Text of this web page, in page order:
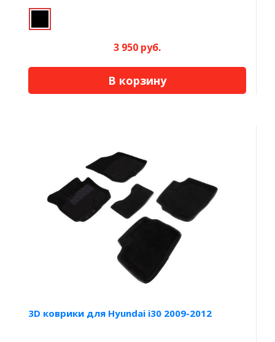
3 950 руб.
В корзину
3D коврики для Hyundai i30 2009-2012